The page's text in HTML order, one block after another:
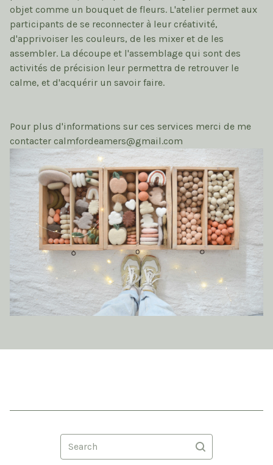
objet comme un bouquet de fleurs. L'atelier permet aux
participants de se reconnecter à leur créativité,
d'apprivoiser les couleurs, de les mixer et de les
assembler. La découpe et l'assemblage qui sont des
activités de précision leur permettra de retrouver le
calme, et d'acquérir un savoir faire.
Pour plus d'informations sur ces services merci de me
contacter calmfordeamers@gmail.com
Search